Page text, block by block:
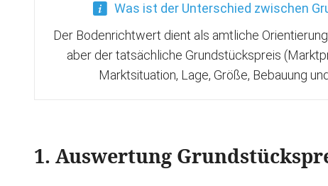
Was ist der Unterschied zwischen
Der Bodenrichtwert dient als amtliche
aber der tatsächliche Grundstückspreis
Marktsituation, Lage, Größe, Bebauung
1. Auswertung